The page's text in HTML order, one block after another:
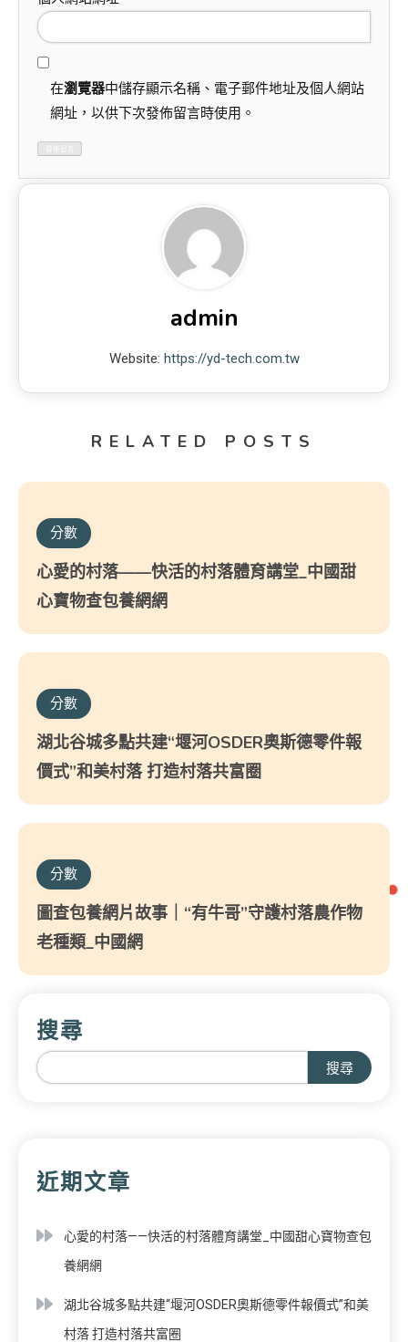
在瀏覽器中儲存顯示名稱、電子郵件地址及個人網站
網址，以供下次發佈留言時使用。
admin
Website: https://yd-tech.com.tw
RELATED POSTS
分數
心愛的村落——快活的村落體育講堂_中國甜
心寶物查包養網網
分數
湖北谷城多點共建“堰河OSDER奧斯德零件報
價式”和美村落 打造村落共富圈
分數
圖查包養網片故事｜“有牛哥”守護村落農作物
老種類_中國網
搜尋
搜尋
近期文章
心愛的村落——快活的村落體育講堂_中國甜心寶物查包
養網網
湖北谷城多點共建“堰河OSDER奧斯德零件報價式”和美
村落 打造村落共富圈